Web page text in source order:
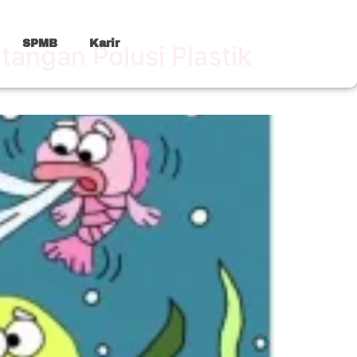
SPMB Karir
Polusi Plastik